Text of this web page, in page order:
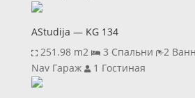
AStudija — KG 134
251.98 m2
3 Спальни
2
Nav Гараж
1 Гостиная